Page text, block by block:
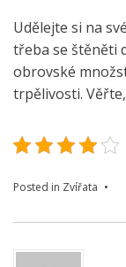
Udělejte si na
třeba se štěněti
obrovské
trpělivosti.
Posted in Zvířata